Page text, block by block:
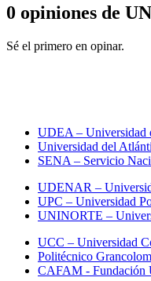
0 opiniones de
Sé el primero en opinar.
UDEA – Universidad
Universidad del
SENA – Servicio
UDENAR –
UPC – Universidad
UNINORTE –
UCC – Universidad
Politécnico
CAFAM - Fundación